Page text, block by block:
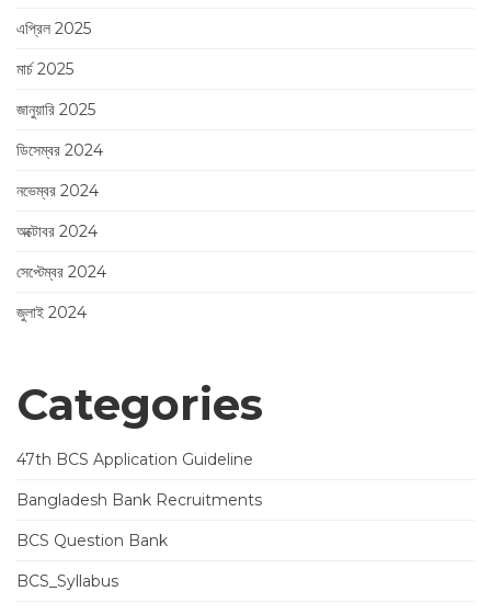
এপ্রিল 2025
মার্চ 2025
জানুয়ারি 2025
ডিসেম্বর 2024
নভেম্বর 2024
অক্টোবর 2024
সেপ্টেম্বর 2024
জুলাই 2024
Categories
47th BCS Application Guideline
Bangladesh Bank Recruitments
BCS Question Bank
BCS_Syllabus